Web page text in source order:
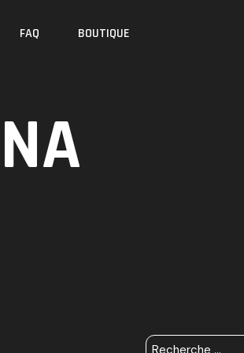
FAQ BOUTIQUE
R